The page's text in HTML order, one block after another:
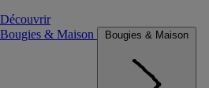
Découvrir
Bougies & Maison
Bougies & Maison